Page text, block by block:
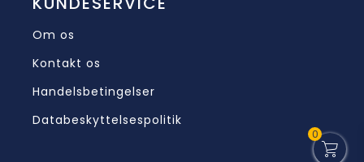
Om os
Kontakt os
Handelsbetingelser
Databeskyttelsespolitik
0